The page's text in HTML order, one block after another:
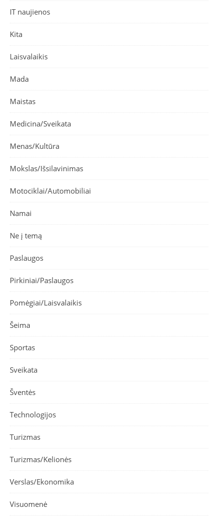
IT naujienos
Kita
Laisvalaikis
Mada
Maistas
Medicina/Sveikata
Menas/Kultūra
Mokslas/Išsilavinimas
Motociklai/Automobiliai
Namai
Ne į temą
Paslaugos
Pirkiniai/Paslaugos
Pomėgiai/Laisvalaikis
Šeima
Sportas
Sveikata
Šventės
Technologijos
Turizmas
Turizmas/Kelionės
Verslas/Ekonomika
Visuomenė